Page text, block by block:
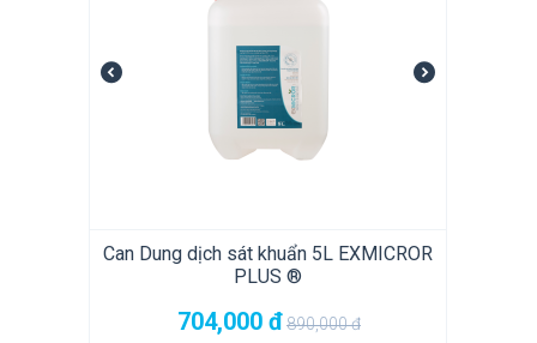
Can Dung dịch sát khuẩn 5L EXMICROR
PLUS ®
704,000 đ890,000đ